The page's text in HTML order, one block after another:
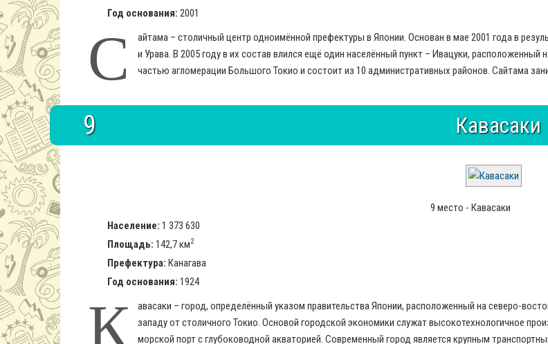
Год основания: 2001
С
айтама – столичный центр одноимённой префектуры в Японии. Основан в мае 2001 года в
и Урава. В 2005 году в их состав влился ещё один населённый пункт – Ивацуки,
частью агломерации Большого Токио и состоит из 10 административных районов. Сайтама
9 Кавасаки
9 место - Кавасаки
Население: 1 373 630
Площадь: 142,7 км2
Префектура: Канагава
Год основания: 1924
К
авасаки – город, определённый указом правительства Японии, расположенный на северо-
западу от столичного Токио. Основой городской экономики служат высокотехнологичное
морской порт с глубоководной акваторией. Современный город является крупным